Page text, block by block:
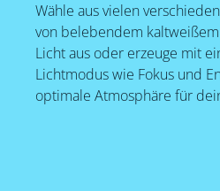
Wähle aus vielen
von belebendem
Licht aus oder erzeuge mit
Lichtmodus wie Fokus und
optimale Atmosphäre für